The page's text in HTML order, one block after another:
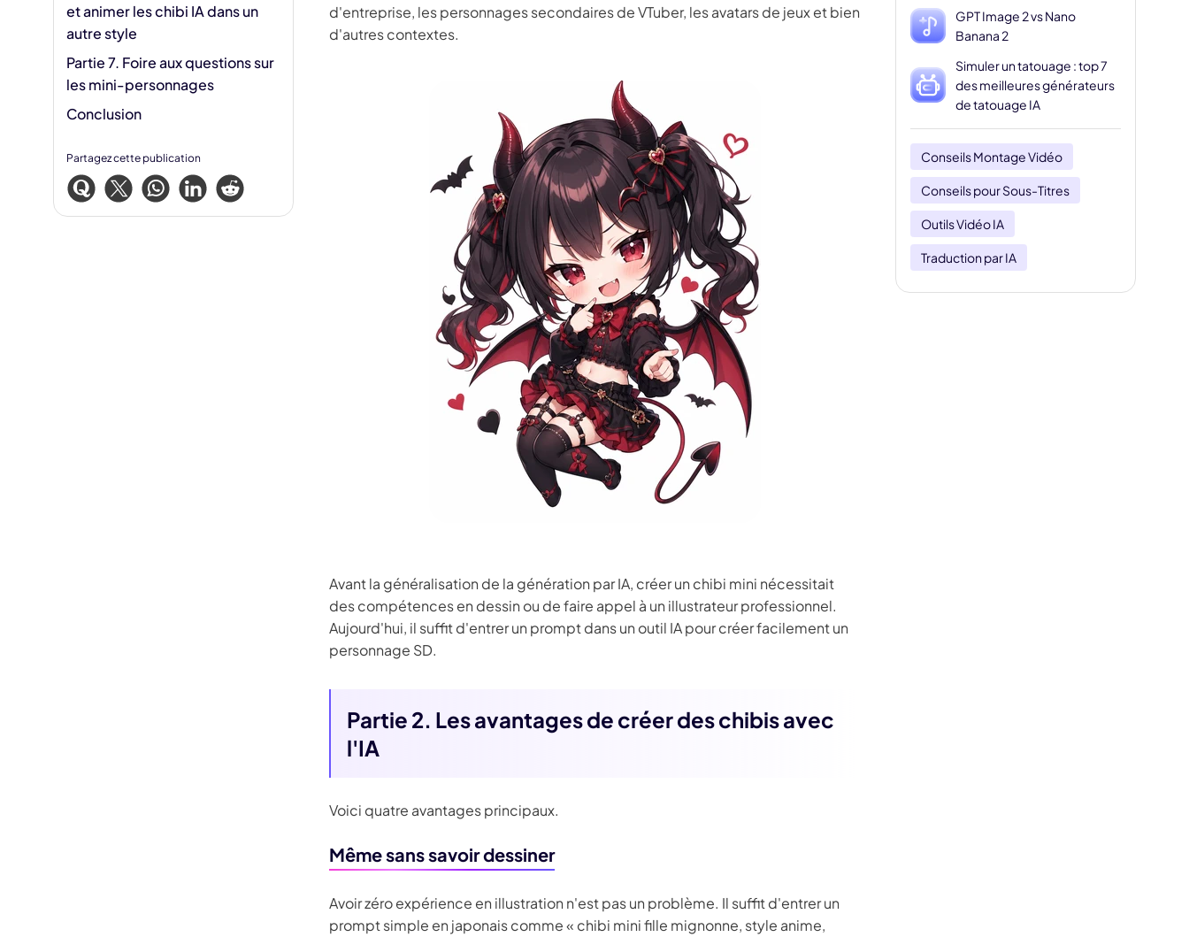
et animer les chibi IA dans un
autre style
Partie 7. Foire aux questions sur
les mini-personnages
Conclusion
Partagez cette publication
d'entreprise, les personnages secondaires de VTuber, les avatars de jeux et bien
d'autres contextes.
Avant la généralisation de la génération par IA, créer un chibi mini nécessitait
des compétences en dessin ou de faire appel à un illustrateur professionnel.
Aujourd'hui, il suffit d'entrer un prompt dans un outil IA pour créer facilement un
personnage SD.
Partie 2. Les avantages de créer des chibis avec
l'IA
Voici quatre avantages principaux.
Même sans savoir dessiner
Avoir zéro expérience en illustration n'est pas un problème. Il suffit d'entrer un
prompt simple en japonais comme « chibi mini fille mignonne, style anime,
GPT Image 2 vs Nano
Banana 2
Simuler un tatouage : top 7
des meilleures générateurs
de tatouage IA
Conseils Montage Vidéo
Conseils pour Sous-Titres
Outils Vidéo IA
Traduction par IA